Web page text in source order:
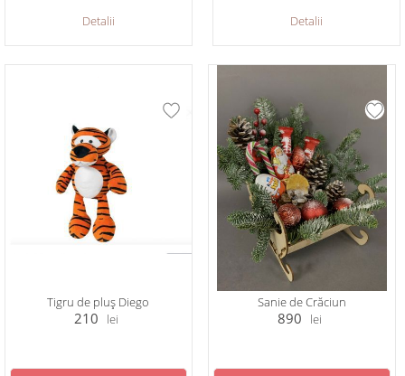
Detalii Detalii
Tigru de pluș Diego
210 lei
Sanie de Crăciun
890 lei